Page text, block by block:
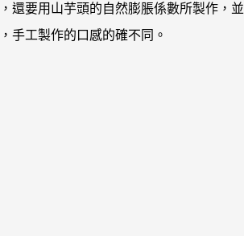
還要用山芋頭的自然膨脹係數所製作，並
， 手工製作的口感的確不同 。